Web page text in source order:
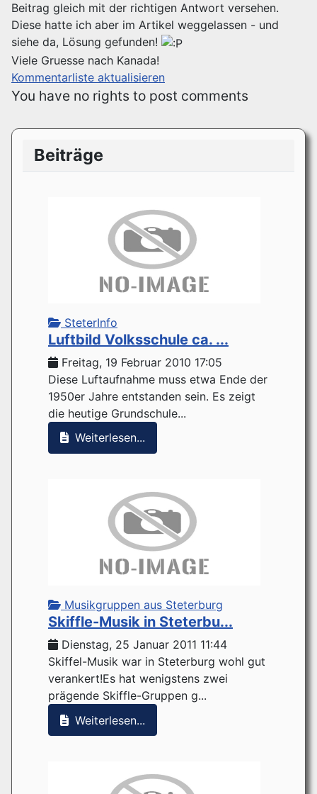
Beitrag gleich mit der richtigen Antwort versehen.
Diese hatte ich aber im Artikel weggelassen - und
siehe da, Lösung gefunden!
Viele Gruesse nach Kanada!
Kommentarliste aktualisieren
You have no rights to post comments
Beiträge
SteterInfo
Luftbild Volksschule ca. ...
Freitag, 19 Februar 2010 17:05
Diese Luftaufnahme muss etwa Ende der
1950er Jahre entstanden sein. Es zeigt
die heutige Grundschule...
Weiterlesen...
Musikgruppen aus Steterburg
Skiffle-Musik in Steterbu...
Dienstag, 25 Januar 2011 11:44
Skiffel-Musik war in Steterburg wohl gut
verankert!Es hat wenigstens zwei
prägende Skiffle-Gruppen g...
Weiterlesen...